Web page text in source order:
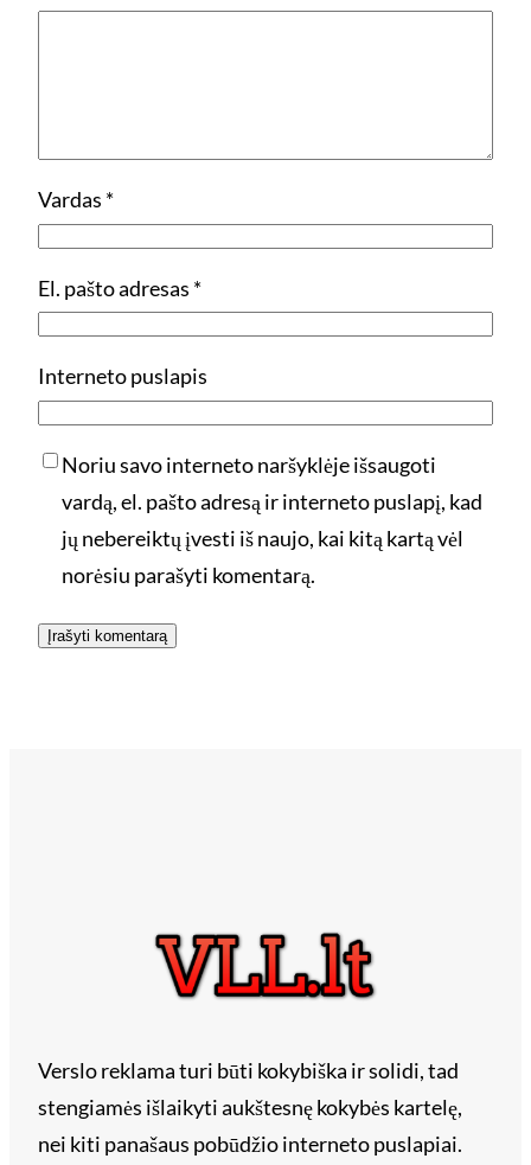
Vardas *
El. pašto adresas *
Interneto puslapis
Noriu savo interneto naršyklėje išsaugoti
vardą, el. pašto adresą ir interneto puslapį, kad
jų nebereiktų įvesti iš naujo, kai kitą kartą vėl
norėsiu parašyti komentarą.
Verslo reklama turi būti kokybiška ir solidi, tad
stengiamės išlaikyti aukštesnę kokybės kartelę,
nei kiti panašaus pobūdžio interneto puslapiai.